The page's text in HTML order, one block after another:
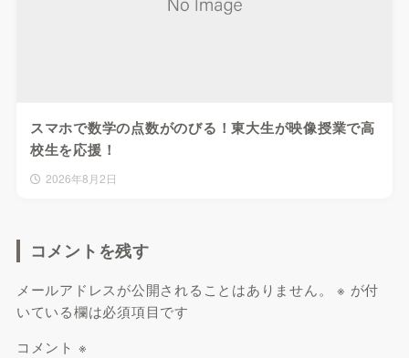
スマホで数学の点数がのびる！東大生が映像授業で高
校生を応援！
2026年8月2日
コメントを残す
メールアドレスが公開されることはありません。 ※ が付
いている欄は必須項目です
コメント ※